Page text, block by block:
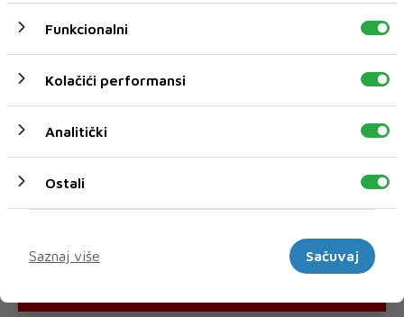
Funkcionalni
Kolačići performansi
Analitički
Ostali
Saznaj više
Sačuvaj